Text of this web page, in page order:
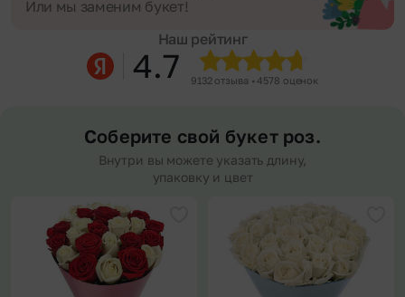
Или мы заменим букет!
Наш рейтинг
4.7 9132 отзыва • 4578 оценок
Соберите свой букет роз.
Внутри вы можете указать длину,
упаковку и цвет
Добавить в избранное